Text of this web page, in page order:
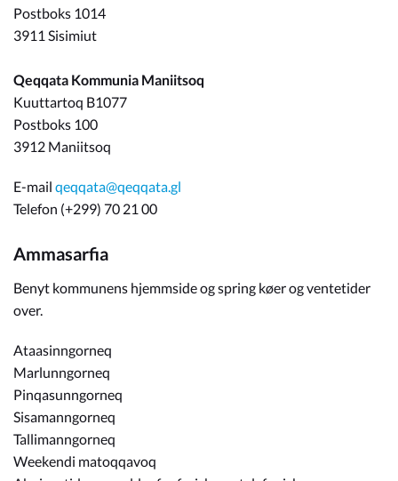
Postboks 1014
3911 Sisimiut
Qeqqata Kommunia Maniitsoq
Kuuttartoq B1077
Postboks 100
3912 Maniitsoq
E-mail qeqqata@qeqqata.gl
Telefon (+299) 70 21 00
Ammasarfia
Benyt kommunens hjemmside og spring køer og ventetider
over.
Ataasinngorneq
Marlunngorneq
Pinqasunngorneq
Sisamanngorneq
Tallimanngorneq
Weekendi matoqqavoq